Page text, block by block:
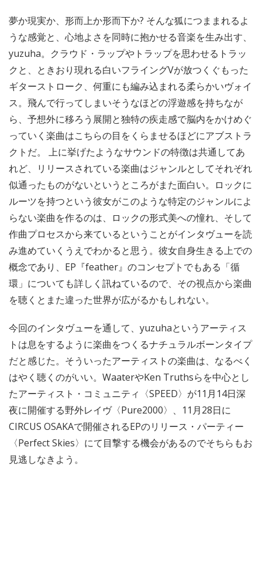
夢か現実か、形而上か形而下か? そんな狐につままれるよ
うな感覚と、心地よさを同時に抱かせる音楽を生み出す、
yuzuha。クラウド・ラップやトラップを思わせるトラッ
クと、ときおり現れる白いフライングVが放つくぐもった
ギターストローク、何重にも編み込まれる柔らかいヴォイ
ス。飛んで行ってしまいそうなほどの浮遊感を持ちなが
ら、予想外に移ろう展開と独特の疾走感で脳内をかけめぐ
っていく楽曲はこちらの目をくらませるほどにアブストラ
クトだ。 上に挙げたようなサウンドの特徴は共通してあ
れど、リリースされている楽曲はジャンルとしてそれぞれ
似通ったものがないというところがまた面白い。ロックに
ルーツを持つという彼女がこのような特定のジャンルによ
らない楽曲を作るのは、ロックの形式美への憧れ、そして
作曲プロセスから来ているということがインタヴューを読
み進めていくうえでわかると思う。彼女自身生きる上での
概念であり、EP『feather』のコンセプトでもある「循
環」についても詳しく訊ねているので、その視点から楽曲
を聴くとまた違った世界が広がるかもしれない。
今回のインタヴューを通して、yuzuhaというアーティス
トは息をするように楽曲をつくるナチュラルボーンタイプ
だと感じた。そういったアーティストの楽曲は、なるべく
はやく聴くのがいい。WaaterやKen Truthsらを中心とし
たアーティスト・コミュニティ〈SPEED〉が11月14日深
夜に開催する野外レイヴ〈Pure2000〉、11月28日に
CIRCUS OSAKAで開催されるEPのリリース・パーティー
〈Perfect Skies〉にて目撃する機会があるのでそちらもお
見逃しなきよう。